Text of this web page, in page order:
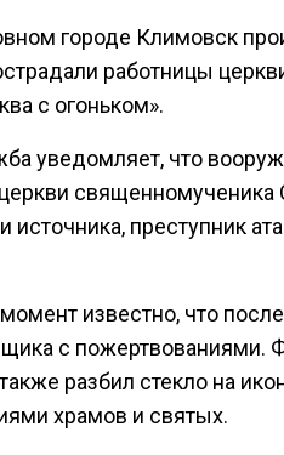
городе Климовск
работницы
с огоньком».
уведомляет, что
священномученика
источника, преступник
известно, что
с пожертвованиями.
разбил стекло на
храмов и святых.